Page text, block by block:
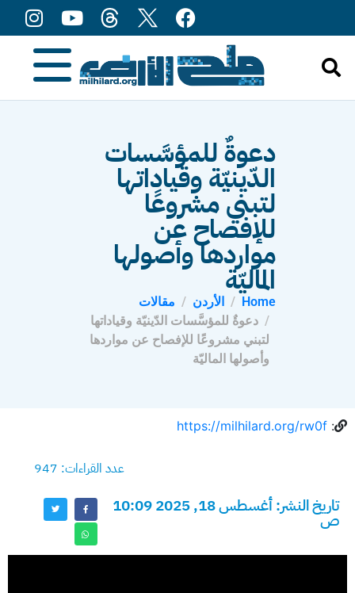
دعوةٌ للمؤسَّسات
الدّينيّة وقياداتها
لتبني مشروعًا
للإفصاح عن
مواردها وأصولها
الماليّة
Home الأردن
مقالات
دعوةٌ للمؤسَّسات الدّينيّة وقياداتها
لتبني مشروعًا للإفصاح عن مواردها
وأصولها الماليّة
:
https://milhilard.org/rw0f
عدد القراءات: 947
تاريخ النشر: أغسطس 18, 2025 10:09
ص